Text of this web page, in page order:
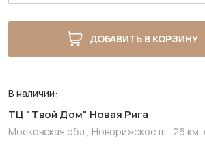
ДОБАВИТЬ В КОРЗИНУ
В наличии:
ТЦ "Твой Дом" Новая Рига
Московская обл., Новорижское ш., 26 км,